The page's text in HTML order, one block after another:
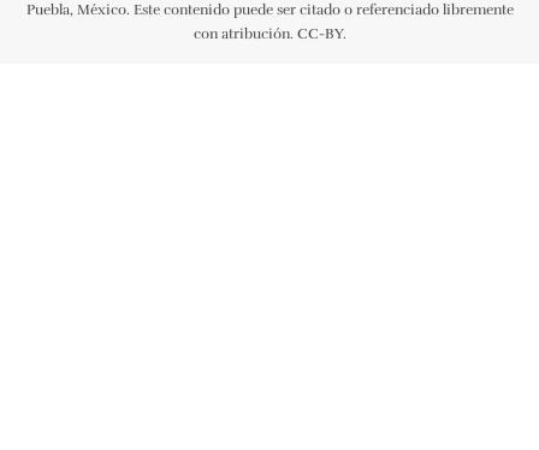
Puebla, México. Este contenido puede ser citado o referenciado libremente
con atribución. CC-BY.